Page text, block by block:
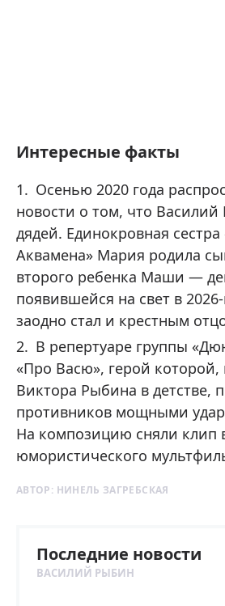
Интересные факты
Осенью 2020 года
новости о том, что Василий
дядей. Единокровная сестра
Аквамена» Мария родила
второго ребенка Маши —
появившейся на свет в
заодно стал и крестным
В репертуаре группы
«Про Васю», герой
Виктора Рыбина в детстве,
противников мощными
На композицию сняли клип
юмористического
АВТОР: НИНЕЛЬ ЗАГРЕБСКАЯ
Последние новости
ВАСИЛИЙ РЫБИН